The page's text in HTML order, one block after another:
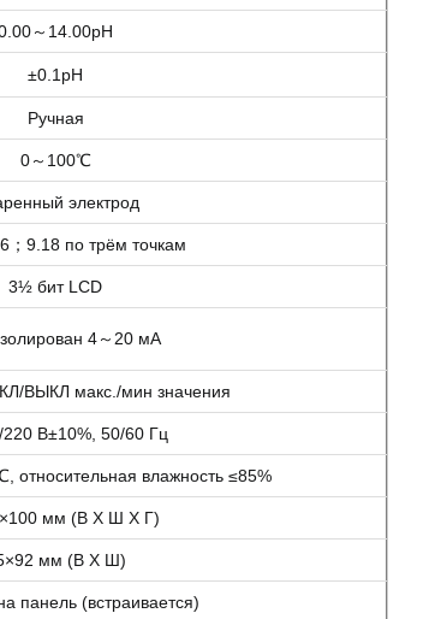
～14.00pH
±0.1pH
Ручная
0～100℃
электрод
；9.18 по трём точкам
3½ бит LCD
4～20 мА
ВЫКЛ макс./мин значения
220 В±10%, 50/60 Гц
относительная влажность ≤85%
мм (В X Ш X Г)
мм (В X Ш)
панель (встраивается)